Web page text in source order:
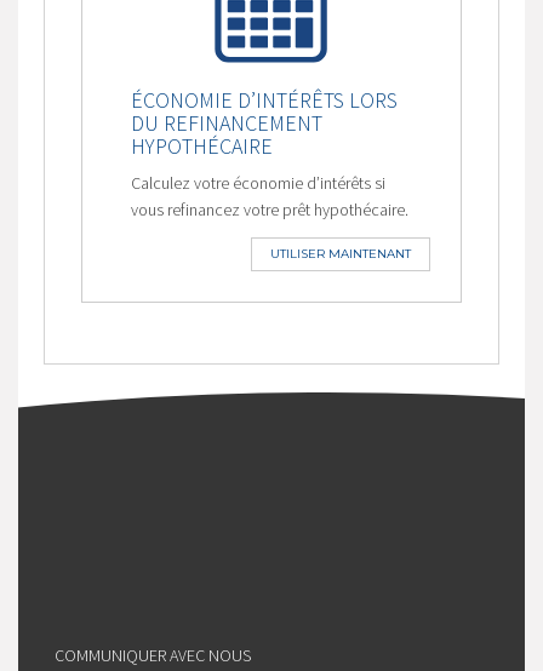
ÉCONOMIE D’INTÉRÊTS LORS
DU REFINANCEMENT
HYPOTHÉCAIRE
Calculez votre économie d’intérêts si
vous refinancez votre prêt hypothécaire.
UTILISER MAINTENANT
COMMUNIQUER AVEC NOUS